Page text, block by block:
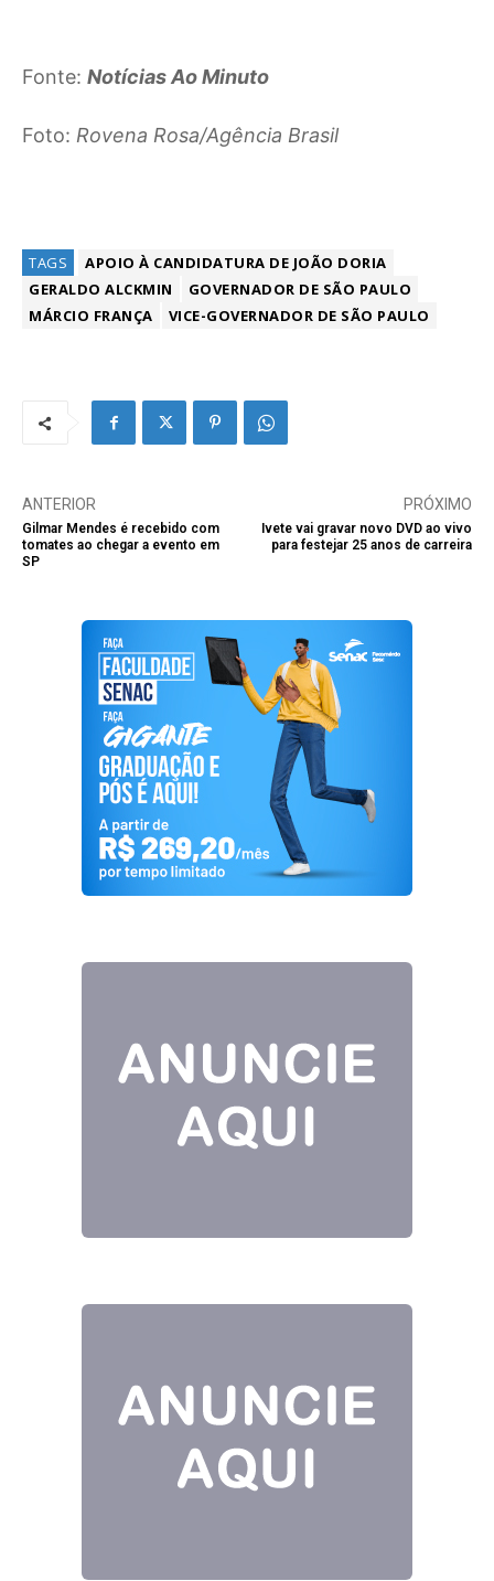
Fonte: Notícias Ao Minuto
Foto: Rovena Rosa/Agência Brasil
TAGS
APOIO À CANDIDATURA DE JOÃO DORIA
GERALDO ALCKMIN
GOVERNADOR DE SÃO PAULO
MÁRCIO FRANÇA
VICE-GOVERNADOR DE SÃO PAULO
ANTERIOR
Gilmar Mendes é recebido com
tomates ao chegar a evento em
SP
PRÓXIMO
Ivete vai gravar novo DVD ao vivo
para festejar 25 anos de carreira